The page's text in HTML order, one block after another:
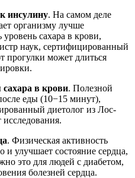
инсулину. На самом деле
организму лучше
сахара в крови,
наук, сертифицированный
прогулки может длиться
в крови. Полезной
еды (10−15 минут),
диетолог из Лос-
. Физическая активность
улучшает состояние сердца,
это для людей с диабетом,
болезней сердца.